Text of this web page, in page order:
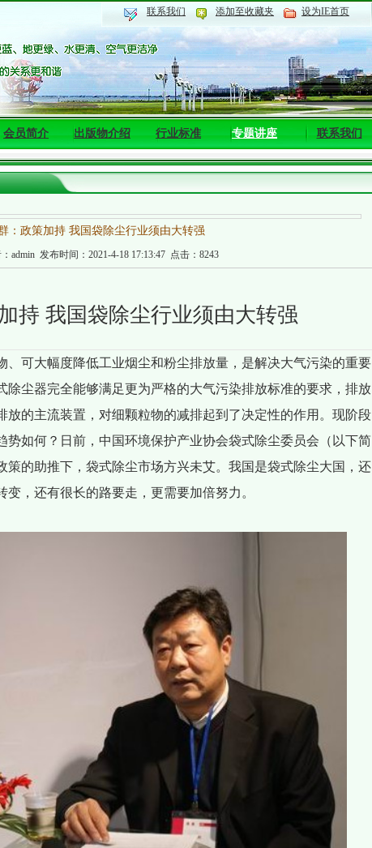
联系我们 添加至收藏夹 设为IE首页
会员简介 出版物介绍 行业标准 专题讲座 联系我们
：政策加持 我国袋除尘行业须由大转强
admin 发布时间：2021-4-18 17:13:47 点击：8243
持 我国袋除尘行业须由大转强
、可大幅度降低工业烟尘和粉尘排放量，是解决大气污染的重要
除尘器完全能够满足更为严格的大气污染排放标准的要求，排放
放的主流装置，对细颗粒物的减排起到了决定性的作用。现阶段
势如何？日前，中国环境保护产业协会袋式除尘委员会（以下简
策的助推下，袋式除尘市场方兴未艾。我国是袋式除尘大国，还
，还有很长的路要走，更需要加倍努力。